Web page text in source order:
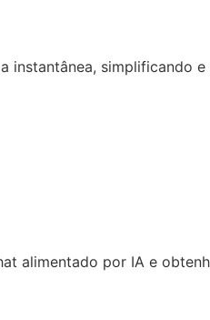
instantânea, simplificando
alimentado por IA e